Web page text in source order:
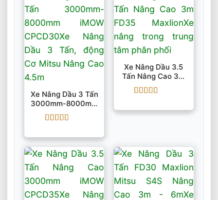
Xe Nâng Dầu 3 Tấn
3000mm-8000mm
IMOW CPCD30
hạng55 sao
Xe Nâng Dầu 3.5
Tấn Nâng Cao 3m
FD35 Maxlion
hạng55 sao